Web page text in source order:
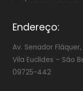
Endereço:
Av. Senador
Vila Euclides – São
09725-442